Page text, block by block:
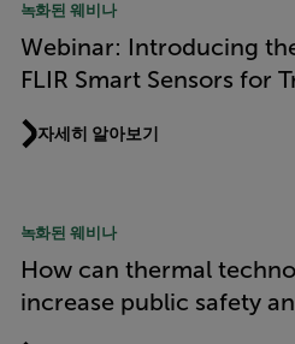
녹화된 웨비나
Webinar: Introducing
FLIR Smart Sensors for
자세히 알아보기
녹화된 웨비나
How can thermal
increase public safety